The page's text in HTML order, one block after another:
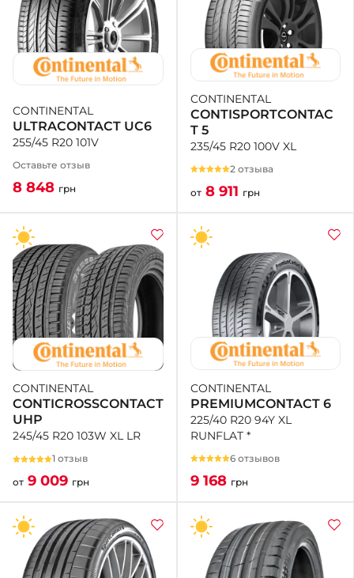
CONTINENTAL
ULTRACONTACT UC6
255/45 R20 101V
Оставьте отзыв
8 848 грн
CONTINENTAL
CONTISPORTCONTAC
T 5
235/45 R20 100V XL
2 отзыва
от 8 911 грн
CONTINENTAL
CONTICROSSCONTACT
UHP
245/45 R20 103W XL LR
1 отзыв
от 9 009 грн
CONTINENTAL
PREMIUMCONTACT 6
225/40 R20 94Y XL
RUNFLAT *
6 отзывов
9 168 грн